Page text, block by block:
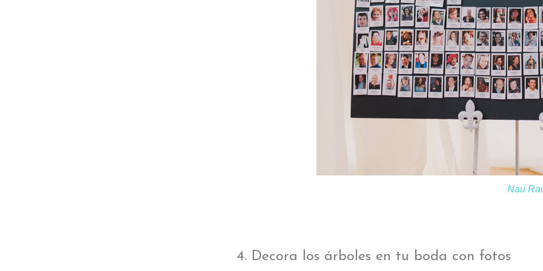
Nau
4. Decora los árboles en tu boda con fotos